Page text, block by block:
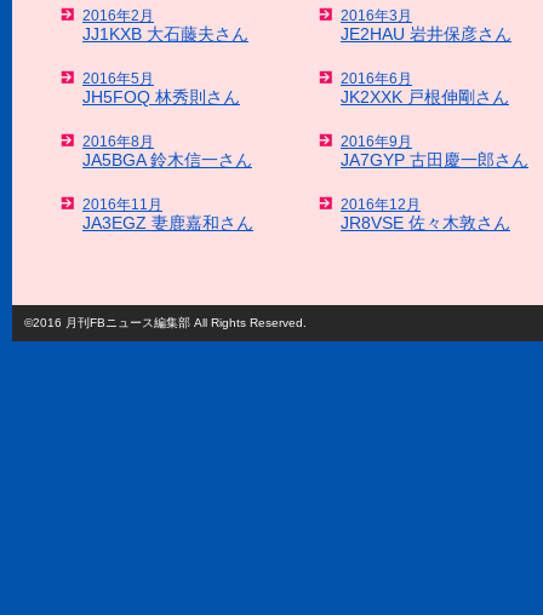
2016年2月
JJ1KXB 大石藤夫さん
2016年3月
JE2HAU 岩井保彦さん
2016年5月
JH5FOQ 林秀則さん
2016年6月
JK2XXK 戸根伸剛さん
2016年8月
JA5BGA 鈴木信一さん
2016年9月
JA7GYP 古田慶一郎さん
2016年11月
JA3EGZ 妻鹿嘉和さん
2016年12月
JR8VSE 佐々木敦さん
©2016 月刊FBニュース編集部 All Rights Reserved.